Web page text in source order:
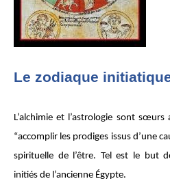
Le zodiaque
L’alchimie et l’astrologie sont
“accomplir les prodiges issus d’une
spirituelle de l’être. Tel est le but
initiés de l’ancienne Égypte.